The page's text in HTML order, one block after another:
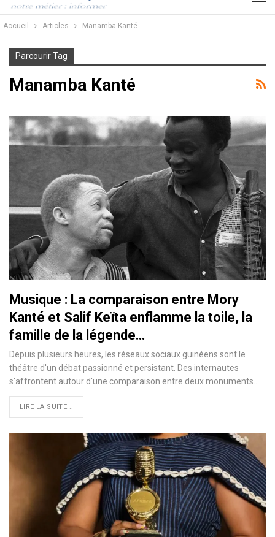
Accueil Articles Manamba Kanté
Parcourir Tag
Manamba Kanté
Musique : La comparaison entre Mory
Kanté et Salif Keïta enflamme la toile, la
famille de la légende…
Depuis plusieurs heures, les réseaux sociaux guinéens sont le
théâtre d'un débat passionné et persistant. Des internautes
s'affrontent autour d'une comparaison entre deux monuments…
LIRE LA SUITE...